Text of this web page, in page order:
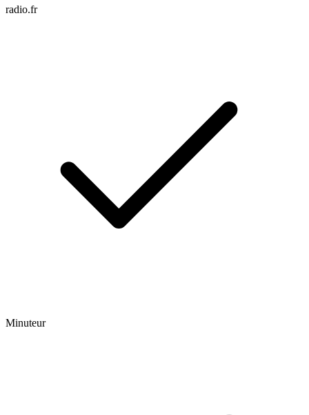
radio.fr
Minuteur